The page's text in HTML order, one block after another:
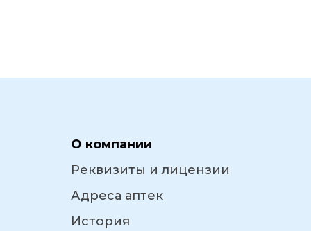
О компании
Реквизиты и лицензии
Адреса аптек
История